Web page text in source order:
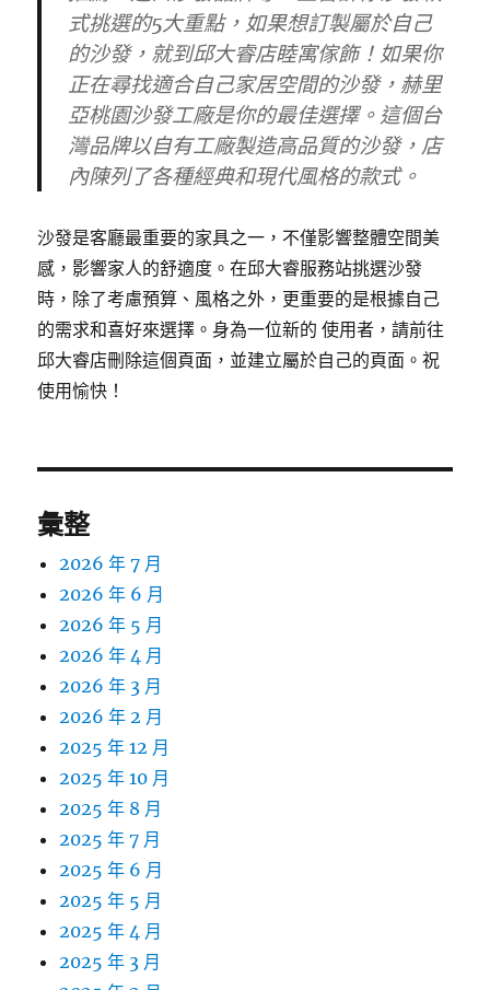
式挑選的5大重點，如果想訂製屬於自己
的沙發，就到邱大睿店睦寓傢飾！如果你
正在尋找適合自己家居空間的沙發，赫里
亞桃園沙發工廠是你的最佳選擇。這個台
灣品牌以自有工廠製造高品質的沙發，店
內陳列了各種經典和現代風格的款式。
沙發是客廳最重要的家具之一，不僅影響整體空間美
感，影響家人的舒適度。在邱大睿服務站挑選沙發
時，除了考慮預算、風格之外，更重要的是根據自己
的需求和喜好來選擇。身為一位新的 使用者，請前往
邱大睿店刪除這個頁面，並建立屬於自己的頁面。祝
使用愉快！
彙整
2026 年 7 月
2026 年 6 月
2026 年 5 月
2026 年 4 月
2026 年 3 月
2026 年 2 月
2025 年 12 月
2025 年 10 月
2025 年 8 月
2025 年 7 月
2025 年 6 月
2025 年 5 月
2025 年 4 月
2025 年 3 月